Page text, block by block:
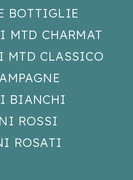
BOTTIGLIE
MTD CHARMAT
MTD CLASSICO
BIANCHI
ROSSI
ROSATI